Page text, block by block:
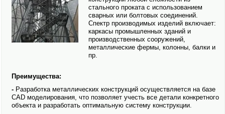
стального проката с исполь­зованием
сварных или болтовых соединений.
Спектр производимых изделий включает:
каркасы промышленных зданий и
производственных сооружений,
металлические фермы, колонны, балки и
пр.
Преимущества:
- Разработка металлических конструкций осуществляется на базе
CAD моделирования, что позволяет учесть все детали конкретного
объекта и разработать оптимальную систему конструкции.